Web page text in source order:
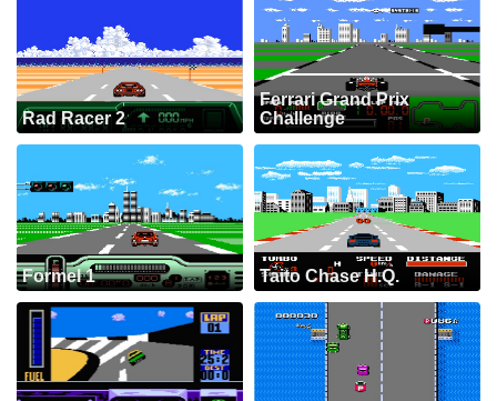
Rad Racer 2
Ferrari Grand Prix
Challenge
Formel 1 Taito Chase H.Q.